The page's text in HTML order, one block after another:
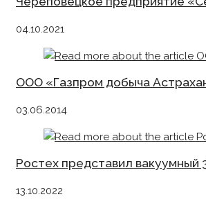
04.10.2021
ООО «Газпром добыча
03.06.2014
Ростех представил
13.10.2022